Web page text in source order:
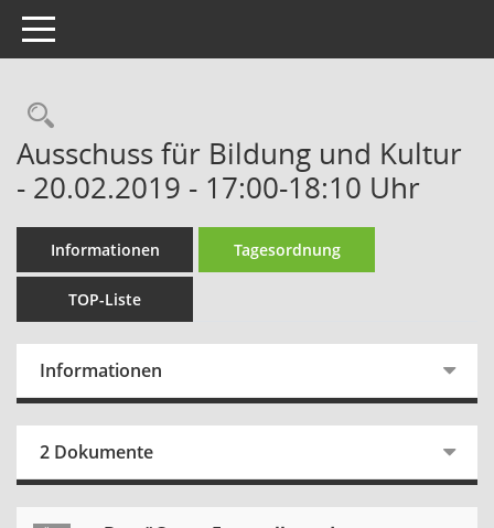
Toggle navigation
Rechercheauswahl
Ausschuss für Bildung und Kultur
- 20.02.2019 - 17:00-18:10 Uhr
Informationen Tagesordnung
TOP-Liste
Informationen
2 Dokumente